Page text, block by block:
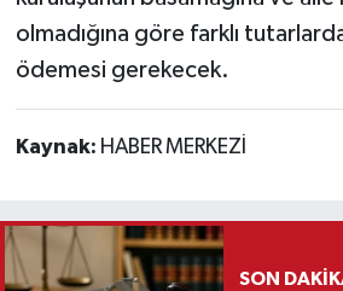
olmadığına göre farklı tutarlarda
ödemesi gerekecek.
Kaynak: HABER MERKEZİ
SON DAKİKA!